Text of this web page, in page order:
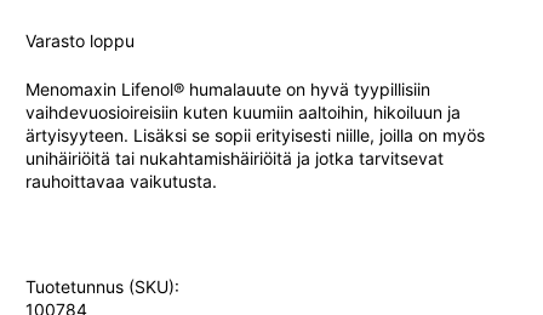
Varasto loppu
Menomaxin Lifenol® humalauute on hyvä tyypillisiin
vaihdevuosioireisiin kuten kuumiin aaltoihin, hikoiluun ja
ärtyisyyteen. Lisäksi se sopii erityisesti niille, joilla on myös
unihäiriöitä tai nukahtamishäiriöitä ja jotka tarvitsevat
rauhoittavaa vaikutusta.
Tuotetunnus (SKU):
100784